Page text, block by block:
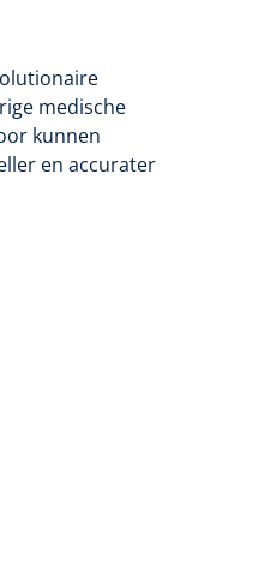
medische
kunnen
en accurater